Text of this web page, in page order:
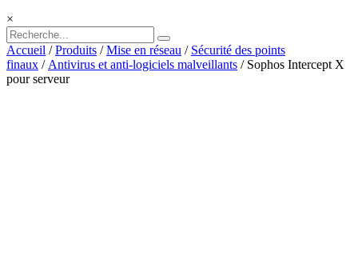
×
Accueil /Produits /Mise en réseau / Sécurité des points
finaux /Antivirus et anti-logiciels malveillants / Sophos Intercept X
pour serveur